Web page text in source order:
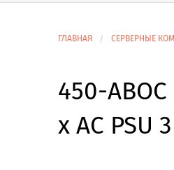
ГЛАВНАЯ СЕРВЕРНЫЕ
450-
x AC PSU